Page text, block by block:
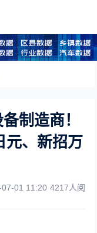
制造商！
元、新招万
07-01 11:20 4217人阅